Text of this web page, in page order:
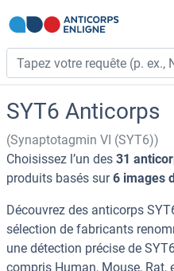
SYT6 Anticorps
(Synaptotagmin VI (SYT6))
Choisissez l’un des 31
produits basés sur6 images
Découvrez des anticorps
sélection de fabricants
une détection précise de
compris Human, Mouse, Rat,